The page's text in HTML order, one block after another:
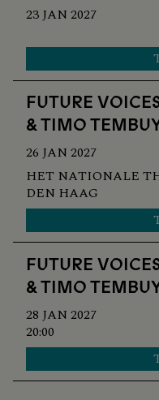
23 JAN 2027
FUTURE
& TIMO
26 JAN 2027
HET NATIONALE
DEN HAAG
FUTURE
& TIMO
28 JAN 2027
20:00